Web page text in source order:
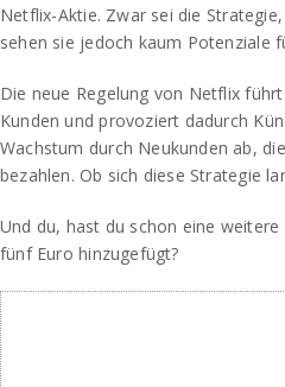
Netflix-Aktie. Zwar sei die
sehen sie jedoch kaum Potenziale
Die neue Regelung von Netflix
Kunden und provoziert dadurch
Wachstum durch Neukunden ab,
bezahlen. Ob sich diese Strategie
Und du, hast du schon eine
fünf Euro hinzugefügt?